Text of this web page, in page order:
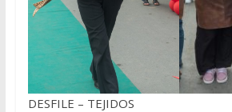
DESFILE – TEJIDOS